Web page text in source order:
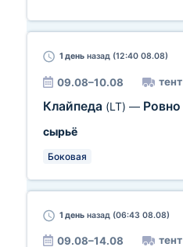
1 день назад (12:40 08.08)
09.08–10.08 тент
Клайпеда (LT) — Ровно
сырьё
Боковая
1 день назад (06:43 08.08)
09.08–14.08 тент